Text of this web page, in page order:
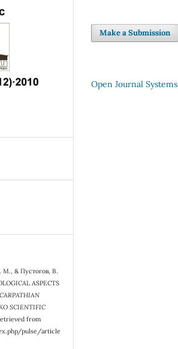
& Пустогов, В.
ASPECTS
SCIENTIFIC
from
pulse/article
Make a Submission
Open Journal Systems